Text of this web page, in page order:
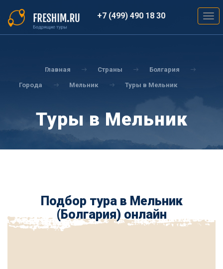
основному
содержанию
+7 (499) 490 18 30
Главная Страны Болгария
Города Мельник Туры в Мельник
Туры в Мельник
Подбор тура в Мельник
(Болгария) онлайн